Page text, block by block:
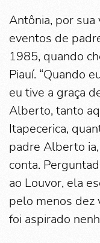
Antônia, por sua
eventos de
1985, quando
Piauí. “Quando
eu tive a graça
Alberto, tanto
Itapecerica,
padre Alberto
conta.
ao Louvor, ela
pelo menos dez
foi aspirado